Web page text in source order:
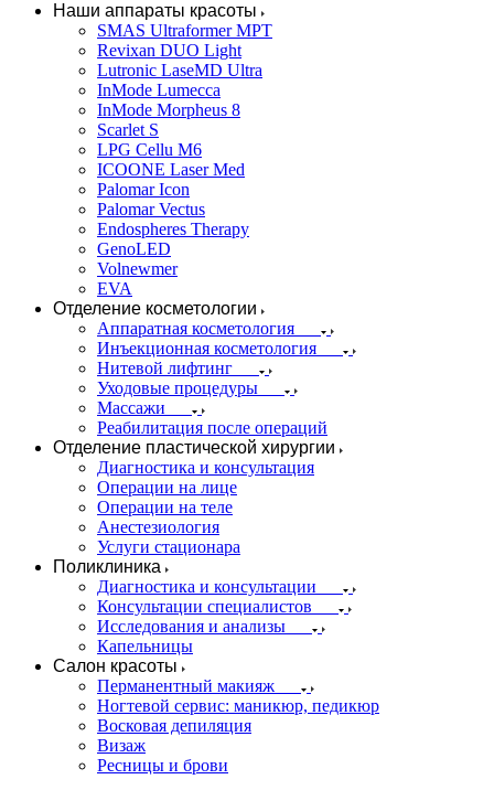
Наши аппараты красоты
SMAS Ultraformer MPT
Revixan DUO Light
Lutronic LaseMD Ultra
InMode Lumecca
InMode Morpheus 8
Scarlet S
LPG Cellu M6
ICOONE Laser Med
Palomar Icon
Palomar Vectus
Endospheres Therapy
GenoLED
Volnewmer
EVA
Отделение косметологии
Аппаратная косметология
Инъекционная косметология
Нитевой лифтинг
Уходовые процедуры
Массажи
Реабилитация после операций
Отделение пластической хирургии
Диагностика и консультация
Операции на лице
Операции на теле
Анестезиология
Услуги стационара
Поликлиника
Диагностика и консультации
Консультации специалистов
Исследования и анализы
Капельницы
Салон красоты
Перманентный макияж
Ногтевой сервис: маникюр, педикюр
Восковая депиляция
Визаж
Ресницы и брови